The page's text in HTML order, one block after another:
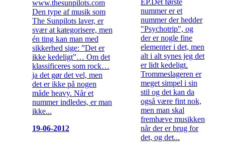
www.thesunpilots.com
Den type af musik som
The Sunpilots laver, er
svær at kategorisere, men
én ting kan man med
sikkerhed sige: ”Det er
ikke kedeligt”… Om det
klassificeres som rock…
ja det gør det vel, men
det er ikke på nogen
måde heavy. Når et
nummer indledes, er man
ikke...
19-06-2012
nummer er et
nummer der hedder
"Psychotrip", og
der er nogle fine
elementer i det, men
alt i alt synes jeg det
er lidt kedeligt.
Trommeslageren er
meget simpel i sin
stil og det kan da
også være fint nok,
men man skal
fremhæve musikken
når der er brug for
det, og det...